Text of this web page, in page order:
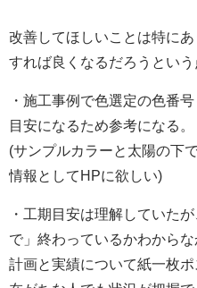
改善してほしいことは特に
すれば良くなるだろうという
・施工事例で色選定の色番
目安になるため参考になる。
(サンプルカラーと太陽の下
情報としてHPに欲しい)
・工期目安は理解していた
で」終わっているかわからな
計画と実績について紙一枚